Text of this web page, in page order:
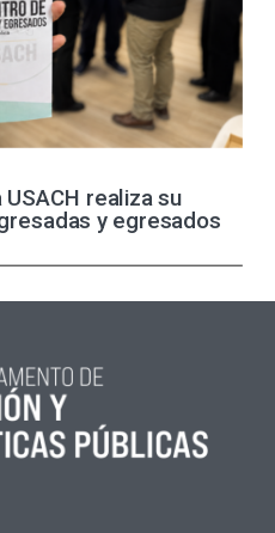
realiza su
y egresados